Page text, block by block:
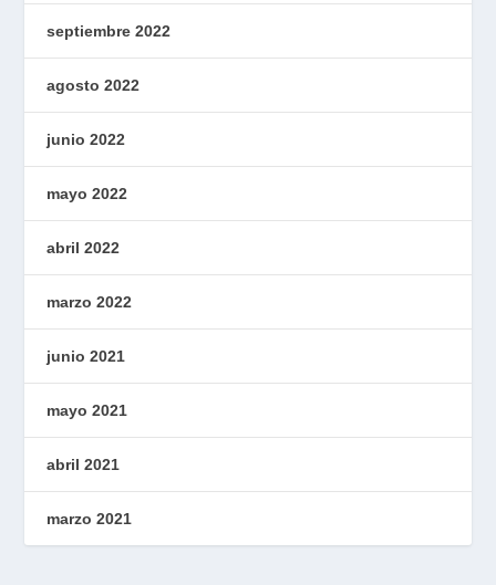
septiembre 2022
agosto 2022
junio 2022
mayo 2022
abril 2022
marzo 2022
junio 2021
mayo 2021
abril 2021
marzo 2021